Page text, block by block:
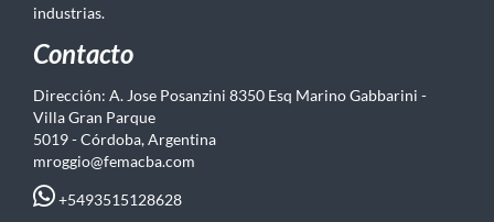
industrias.
Contacto
Dirección: A. Jose Posanzini 8350 Esq Marino Gabbarini -
Villa Gran Parque
5019 - Córdoba, Argentina
mroggio@femacba.com
+5493515128628